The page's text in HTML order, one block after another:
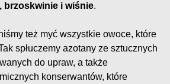
brzoskwinie i wiśnie.
też myć wszystkie owoce, które
spłuczemy azotany ze sztucznych
do upraw, a także
konserwantów, które